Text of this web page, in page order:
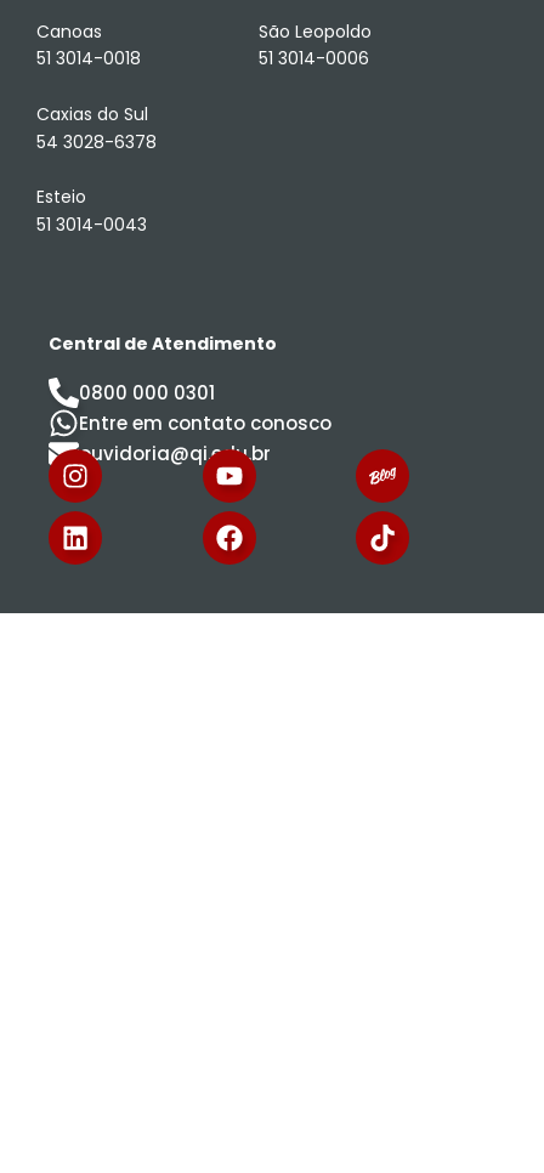
Canoas
51 3014-0018
Caxias do Sul
54 3028-6378
Esteio
51 3014-0043
São Leopoldo
51 3014-0006
Central de Atendimento
0800 000 0301
Entre em contato conosco
ouvidoria@qi.edu.br